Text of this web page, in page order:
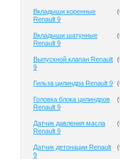
Вкладыши коренные
Renault 9
(
Вкладыши шатунные
Renault 9
(
Выпускной клапан Renault
9
(
Гильза цилиндра Renault 9 (
Головка блока цилиндров
Renault 9
(
Датчик давления масла
Renault 9
(
Датчик детонации Renault
9
(